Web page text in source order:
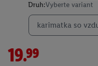
Druh:Vyberte variant
karimatka so
19.99